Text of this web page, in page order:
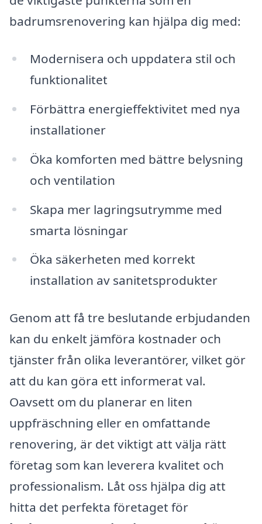
badrumsrenovering kan hjälpa dig med:
Modernisera och uppdatera stil och
funktionalitet
Förbättra energieffektivitet med nya
installationer
Öka komforten med bättre belysning
och ventilation
Skapa mer lagringsutrymme med
smarta lösningar
Öka säkerheten med korrekt
installation av sanitetsprodukter
Genom att få tre beslutande erbjudanden
kan du enkelt jämföra kostnader och
tjänster från olika leverantörer, vilket gör
att du kan göra ett informerat val.
Oavsett om du planerar en liten
uppfräschning eller en omfattande
renovering, är det viktigt att välja rätt
företag som kan leverera kvalitet och
professionalism. Låt oss hjälpa dig att
hitta det perfekta företaget för